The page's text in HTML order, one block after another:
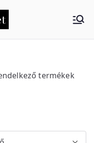
Tempus
küzlet
termékek
o